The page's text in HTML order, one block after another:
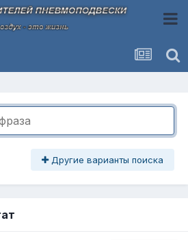
Другие варианты поиска